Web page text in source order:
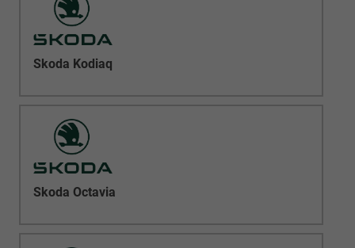
Skoda Kodiaq
Skoda Octavia